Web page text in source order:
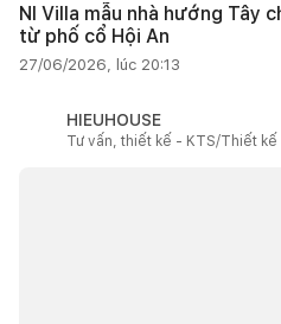
NI Villa mẫu nhà hướng Tây
từ phố cổ Hội An
27/06/2026, lúc 20:13
HIEUHOUSE
Tư vấn, thiết kế - KTS/Thiết kế